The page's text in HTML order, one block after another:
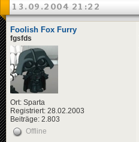
13.09.2004 21:22
Foolish Fox Furry
fgsfds
Ort: Sparta
Registriert: 28.02.2003
Beiträge: 2.803
Offline